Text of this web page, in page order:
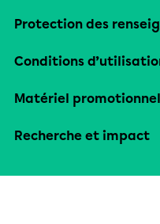
Protection des
Conditions
Matériel promotionnel
Recherche et impact